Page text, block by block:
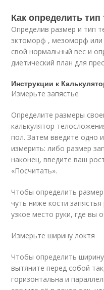
Как определить
Определив размер и тип
эктоморф , мезоморф
свой нормальный вес и
диетический план для
Инструкции к
Измерьте запястье
Определите размеры
калькулятор
пол. Затем введите одно
измерить: либо размер
наконец, введите ваш
«Посчитать».
Чтобы определить
чуть ниже кости
узкое место руки, где вы
Измерьте ширину локтя
Чтобы определить
вытяните перед собой
горизонтальна и